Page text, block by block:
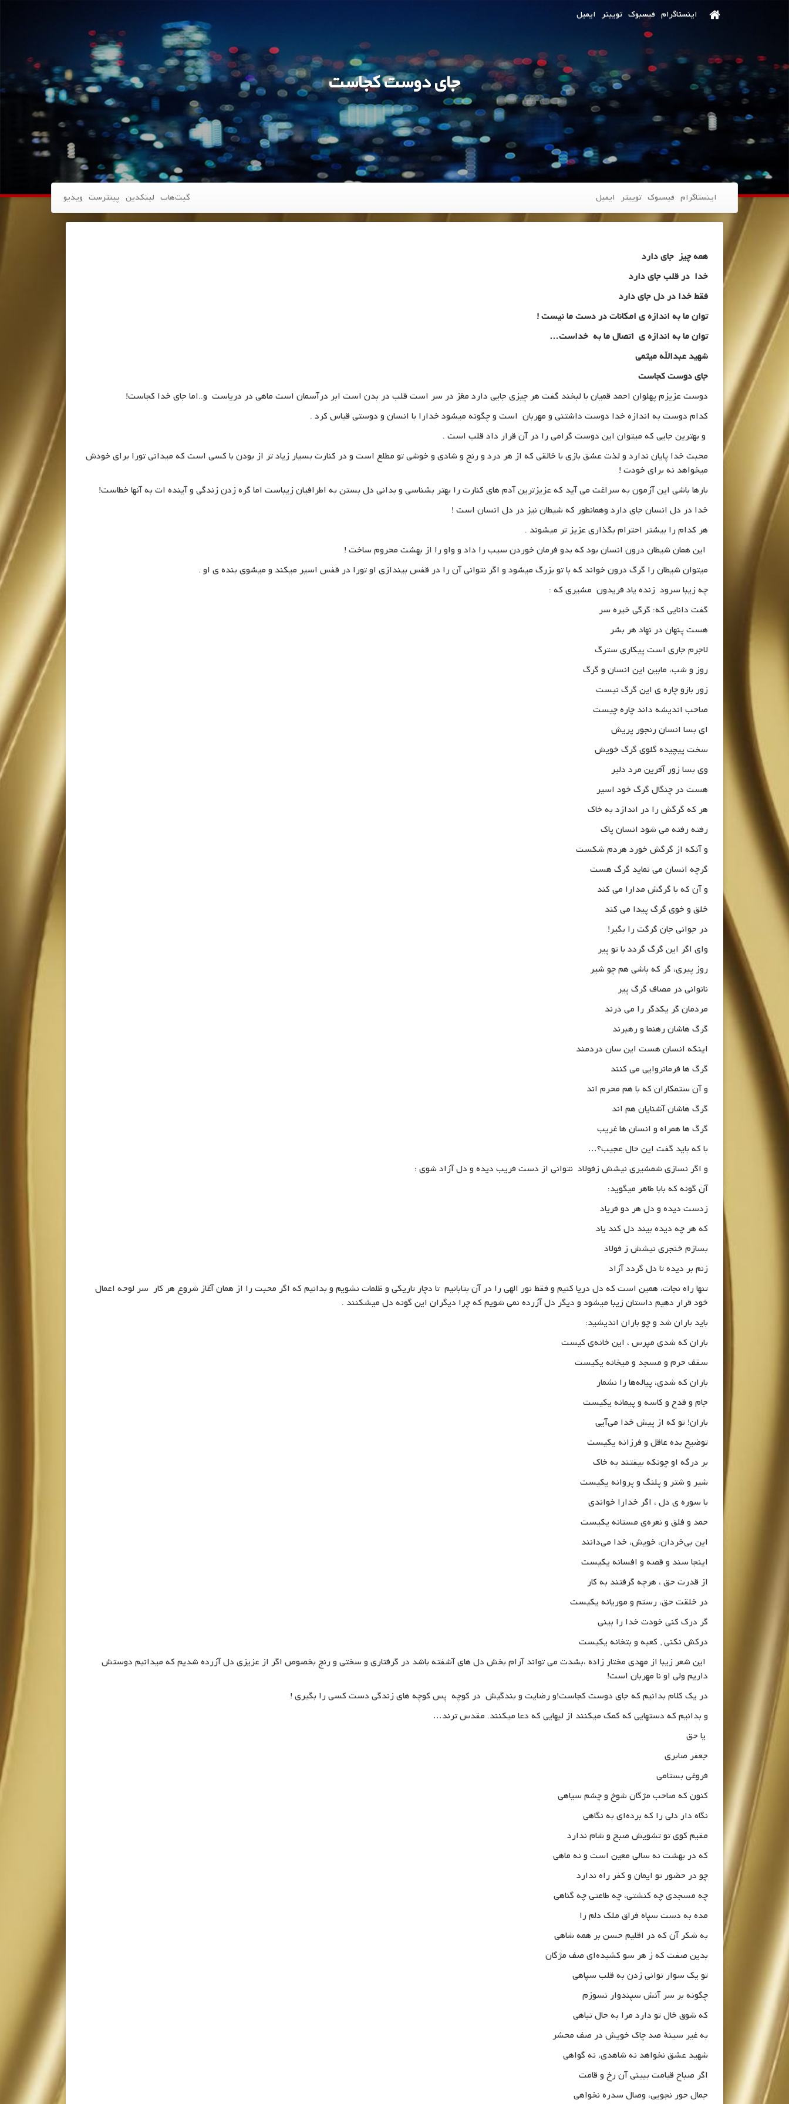
اینستاگرام فیسبوک توییتر ایمیل
جای دوست کجاست
اینستاگرام فیسبوک توییتر ایمیل گیت‌هاب لینکدین پینترست ویدیو
همه چیز جای دارد
خدا در قلب جای دارد
فقط خدا در دل جای دارد
توان ما به اندازه ی امکانات در دست ما نیست !
توان ما به اندازه ی اتصال ما به خداست…
شهید عبدالله میثمی
جای دوست کجاست
دوست عزیزم پهلوان احمد قمیان با لبخند گفت هر چیزی جایی دارد مغز در سر است قلب در بدن است ابر درآسمان است ماهی در دریاست و..اما جای خدا کجاست!
کدام دوست به اندازه خدا دوست داشتنی و مهربان است و چگونه میشود خدارا با انسان و دوستی قیاس کرد .
و بهترین جایی که میتوان این دوست گرامی را در آن قرار داد قلب است .
محبت خدا پایان ندارد و لذت عشق بازی با خالقی که از هر درد و رنج و شادی و خوشی تو مطلع است و در کنارت بسیار زیاد تر از بودن با کسی است که میدانی تورا برای خودش
میخواهد نه برای خودت !
بارها باشی این آزمون به سراغت می آید که عزیزترین آدم های کنارت را بهتر بشناسی و بدانی دل بستن به اطرافیان زیباست اما گره زدن زندگی و آینده ات به آنها خطاست!
خدا در دل انسان جای دارد وهمانطور که شیطان نیز در دل انسان است !
هر کدام را بیشتر احترام بگذاری عزیز تر میشوند .
این همان شیطان درون انسان بود که بدو فرمان خوردن سیب را داد و واو را از بهشت محروم ساخت !
میتوان شیطان را گرگ درون خواند که با تو بزرگ میشود و اگر نتوانی آن را در قفس بیندازی او تورا در قفس اسیر میکند و میشوی بنده ی او .
چه زیبا سرود زنده یاد فریدون مشیری که :
گفت دانایی که: گرگی خیره سر
هست پنهان در نهاد هر بشر
لاجرم جاری است پیکاری سترگ
روز و شب، مابین این انسان و گرگ
زور بازو چاره ی این گرگ نیست
صاحب اندیشه داند چاره چیست
ای بسا انسان رنجور پریش
سخت پیچیده گلوی گرگ خویش
وی بسا زور آفرین مرد دلیر
هست در چنگال گرگ خود اسیر
هر که گرگش را در اندازد به خاک
رفته رفته می شود انسان پاک
و آنکه از گرگش خورد هردم شکست
گرچه انسان می نماید گرگ هست
و آن که با گرگش مدارا می کند
خلق و خوی گرگ پیدا می کند
در جوانی جان گرگت را بگیر!
وای اگر این گرگ گردد با تو پیر
روز پیری، گر که باشی هم چو شیر
ناتوانی در مصاف گرگ پیر
مردمان گر یکدگر را می درند
گرگ هاشان رهنما و رهبرند
اینکه انسان هست این سان دردمند
گرگ ها فرمانروایی می کنند
و آن ستمکاران که با هم محرم اند
گرگ هاشان آشنایان هم اند
گرگ ها همراه و انسان ها غریب
با که باید گفت این حال عجیب؟…
و اگر نسازی شمشیری نیشش زفولاد نتوانی از دست فریب دیده و دل آزاد شوی :
آن گونه که بابا طاهر میگوید:
زدست دیده و دل هر دو فریاد
که هر چه دیده بیند دل کند یاد
بسازم خنجری نیشش ز فولاد
زنم بر دیده تا دل گردد آزاد
تنها راه نجات، همین است که دل دریا کنیم و فقط نور الهی را در آن بتابانیم تا دچار تاریکی و ظلمات نشویم و بدانیم که اگر محبت را از همان آغاز شروع هر کار سر لوحه اعمال
خود قرار دهیم داستان زیبا میشود و دیگر دل آزرده نمی شویم که چرا دیگران این گونه دل میشکنند .
باید باران شد و چو باران اندیشید:
باران که شدى مپرس ، این خانه‌ی‌ کیست
سقف حرم و مسجد و میخانه‌ یکیست
باران که شدى، پیاله‌ها را نشمار
جام و قدح و کاسه و پیمانه‌ یکیست
باران! تو که از پیش خدا مى‌آیی
توضیح بده عاقل و فرزانه یکیست
بر درگه او چونکه بیفتند به خاک
شیر و شتر و پلنگ و پروانه یکیست
با سوره ى دل ، اگر خدارا خواندى
حمد و فلق و نعره‌ى مستانه یکیست
این بى‌خردان، خویش، خدا مى‌دانند
اینجا سند و قصه و افسانه یکیست
از قدرت حق ، هرچه گرفتند به کار
در خلقت حق، رستم و موریانه یکیست
گر درک کنى خودت خدا را بینى
درکش نکنى , کعبه و بتخانه یکیست
این شعر زیبا از مهدی مختار زاده ،بشدت می تواند آرام بخش دل های آشفته باشد در گرفتاری و سختی و رنج بخصوص اگر از عزیزی دل آزرده شدیم که میدانیم دوستش
داریم ولی او نا مهربان است!
در یک کلام بدانیم که جای دوست کجاست!و رضایت و بندگیش در کوچه پس کوچه های زندگی دست کسی را بگیری !
و بدانیم که دستهایی که کمک میکنند از لبهایی که دعا میکنند. مقدس ترند…
یا حق
جعفر صابری
فروغی بستامی
کنون که صاحب مژگان شوخ و چشم سیاهی
نگاه دار دلی را که برده‌ای به نگاهی
مقیم کوی تو تشویش صبح و شام ندارد
که در بهشت نه سالی معین است و نه ماهی
چو در حضور تو ایمان و کفر راه ندارد
چه مسجدی چه کنشتی، چه طاعتی چه گناهی
مده به دست سپاه فراق ملک دلم را
به شکر آن که در اقلیم حسن بر همه شاهی
بدین صفت که ز هر سو کشیده‌ای صف مژگان
تو یک سوار توانی زدن به قلب سپاهی
چگونه بر سر آتش سپندوار نسوزم
که شوق خال تو دارد مرا به حال تباهی
به غیر سینهٔ صد چاک خویش در صف محشر
شهید عشق نخواهد نه شاهدی، نه گواهی
اگر صباح قیامت ببینی آن رخ و قامت
جمال حور نجویی، وصال سدره نخواهی